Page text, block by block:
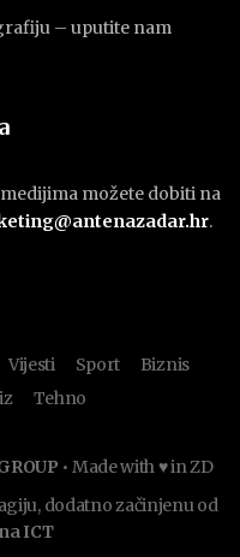
– uputite nam
možete dobiti na
.
Vijesti Sport
Biznis
Tehno
• Made with ♥ in ZD
dodatno začinjenu od
ICT